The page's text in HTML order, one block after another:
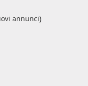
annunci)